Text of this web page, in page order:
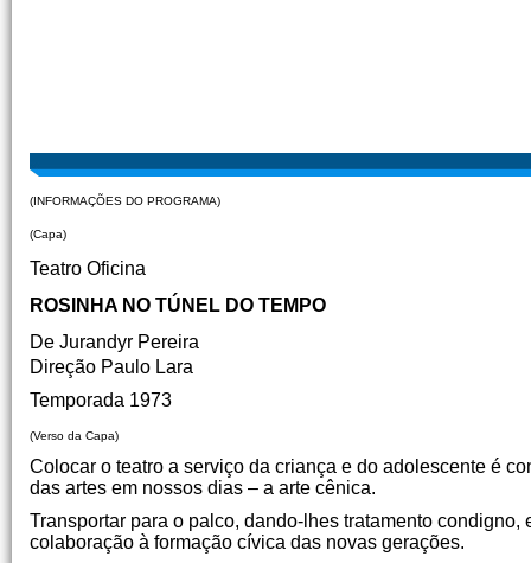
(INFORMAÇÕES DO PROGRAMA)
(Capa)
Teatro Oficina
ROSINHA NO TÚNEL DO TEMPO
De Jurandyr Pereira
Direção Paulo Lara
Temporada 1973
(Verso da Capa)
Colocar o teatro a serviço da criança e do adolescente é
das artes em nossos dias – a arte cênica.
Transportar para o palco, dando-lhes tratamento
colaboração à formação cívica das novas gerações.